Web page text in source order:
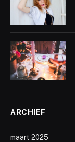
ARCHIEF
maart 2025